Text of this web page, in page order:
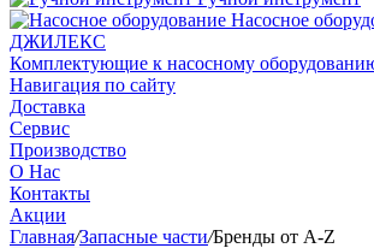
Насосное
ДЖИЛЕКС
Комплектующие к насосному
Навигация по сайту
Доставка
Сервис
Производство
О Нас
Контакты
Акции
Главная/Запасные части/Бренды от A-Z